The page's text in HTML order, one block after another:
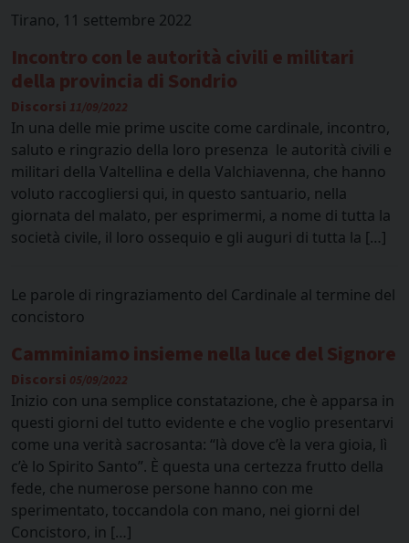
Tirano, 11 settembre 2022
Incontro con le autorità civili e militari
della provincia di Sondrio
Discorsi 11/09/2022
In una delle mie prime uscite come cardinale, incontro,
saluto e ringrazio della loro presenza le autorità civili e
militari della Valtellina e della Valchiavenna, che hanno
voluto raccogliersi qui, in questo santuario, nella
giornata del malato, per esprimermi, a nome di tutta la
società civile, il loro ossequio e gli auguri di tutta la […]
Le parole di ringraziamento del Cardinale al termine del
concistoro
Camminiamo insieme nella luce del Signore
Discorsi 05/09/2022
Inizio con una semplice constatazione, che è apparsa in
questi giorni del tutto evidente e che voglio presentarvi
come una verità sacrosanta: “là dove c’è la vera gioia, lì
c’è lo Spirito Santo”. È questa una certezza frutto della
fede, che numerose persone hanno con me
sperimentato, toccandola con mano, nei giorni del
Concistoro, in […]